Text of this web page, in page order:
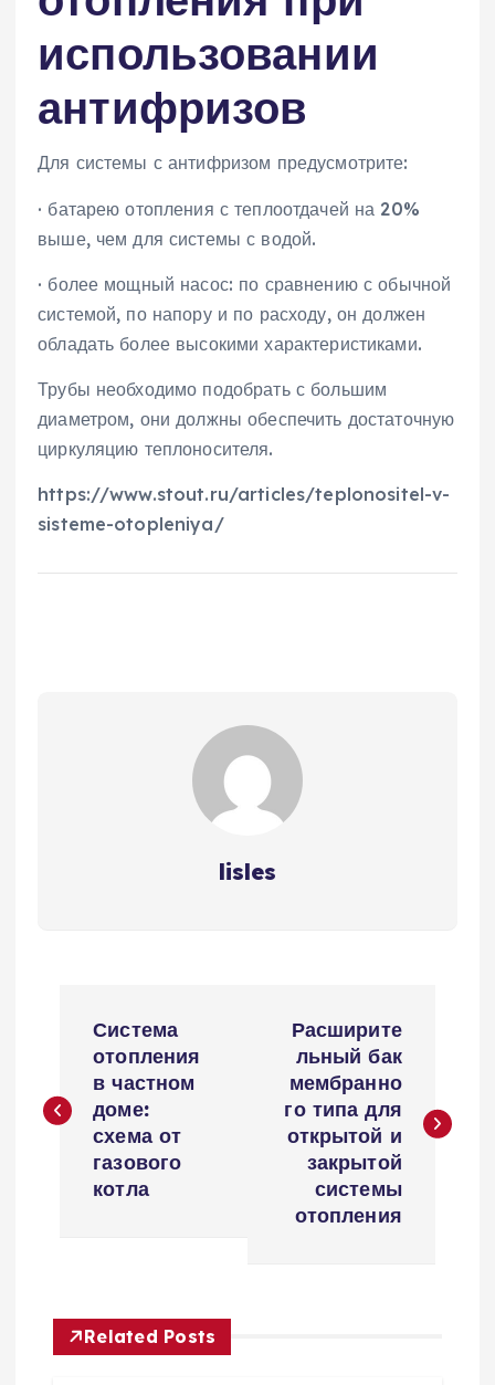
использовании
антифризов
Для системы с антифризом предусмотрите:
· батарею отопления с теплоотдачей на 20%
выше, чем для системы с водой.
· более мощный насос: по сравнению с обычной
системой, по напору и по расходу, он должен
обладать более высокими характеристиками.
Трубы необходимо подобрать с большим
диаметром, они должны обеспечить достаточную
циркуляцию теплоносителя.
https://www.stout.ru/articles/teplonositel-v-
sisteme-otopleniya/
lisles
в
ц
Система
отопления
в частном
доме:
схема от
газового
котла
Расширите
льный бак
мембранно
го типа для
открытой и
закрытой
системы
отопления
Related Posts